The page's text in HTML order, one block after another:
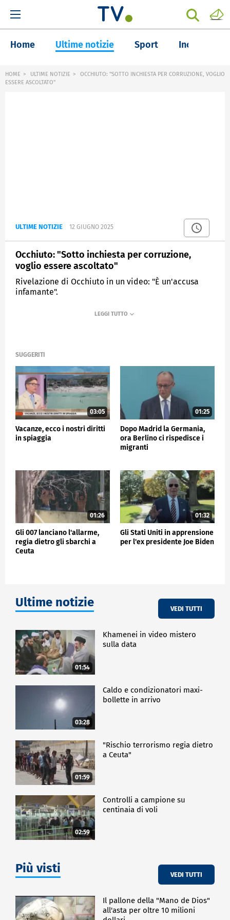
Home Ultime notizie Sport Inchieste
HOME ULTIME NOTIZIE
OCCHIUTO: "SOTTO INCHIESTA PER CORRUZIONE, VOGLIO
ESSERE ASCOLTATO"
ULTIME NOTIZIE 12 GIUGNO 2025
Occhiuto: "Sotto inchiesta per corruzione,
voglio essere ascoltato"
Rivelazione di Occhiuto in un video: "È un'accusa
infamante".
SUGGERITI
03:05
Vacanze, ecco i nostri diritti
in spiaggia
01:25
Dopo Madrid la Germania,
ora Berlino ci rispedisce i
migranti
01:26
Gli 007 lanciano l'allarme,
regia dietro gli sbarchi a
Ceuta
01:32
Gli Stati Uniti in apprensione
per l'ex presidente Joe Biden
Ultime notizie VEDI TUTTI
01:54
Khamenei in video mistero
sulla data
03:28
Caldo e condizionatori maxi-
bollette in arrivo
01:59
"Rischio terrorismo regia dietro
a Ceuta"
02:59
Controlli a campione su
centinaia di voli
Più visti VEDI TUTTI
Il pallone della "Mano de Dios"
all'asta per oltre 10 milioni